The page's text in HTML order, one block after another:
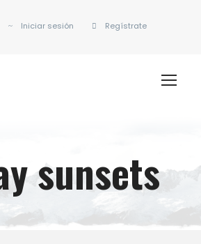
Iniciar sesión Regístrate
sunsets